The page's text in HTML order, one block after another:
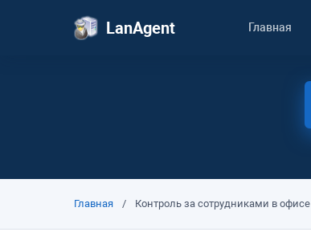
LanAgent Главная
Главная / Контроль за сотрудниками в офисе